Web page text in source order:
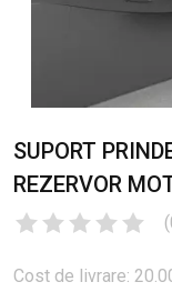
SUPORT
REZERVOR
(
Cost de livrare: